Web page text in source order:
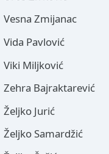
Vesna Zmijanac
Vida Pavlović
Viki Miljković
Zehra Bajraktarević
Željko Jurić
Željko Samardžić